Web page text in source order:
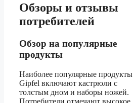
Обзоры и отзывы
потребителей
Обзор на популярные
продукты
Наиболее популярные продукты
Gipfel включают кастрюли с
толстым дном и наборы ножей.
Потребители отмечают высокое